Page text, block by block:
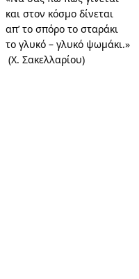
και στον κόσμο δίνεται
απ’ το σπόρο το σταράκι
το γλυκό – γλυκό ψωμάκι.»
(Χ. Σακελλαρίου)